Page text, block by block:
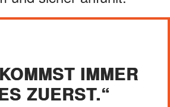
IMMER
ZUERST.“